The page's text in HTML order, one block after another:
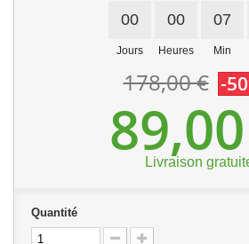
00
Jours
00
Heures
07
Min
178,00 € -
Livraison
Quantité